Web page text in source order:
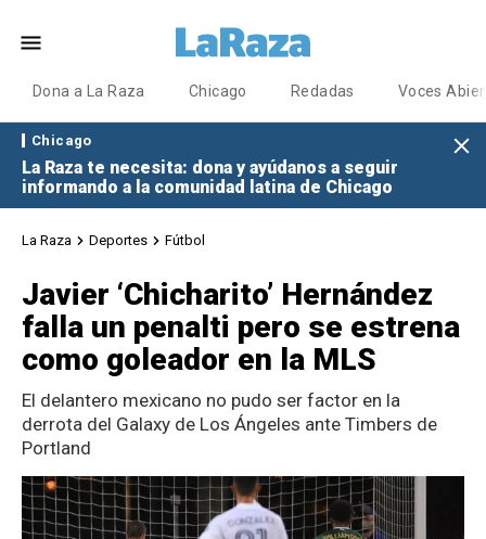
Dona a La Raza Chicago Redadas Voces
Chicago
La Raza te necesita: dona y ayúdanos a seguir
informando a la comunidad latina de Chicago
La Raza Deportes Fútbol
Javier ‘Chicharito’ Hernández
falla un penalti pero se estrena
como goleador en la MLS
El delantero mexicano no pudo ser factor en la
derrota del Galaxy de Los Ángeles ante Timbers de
Portland